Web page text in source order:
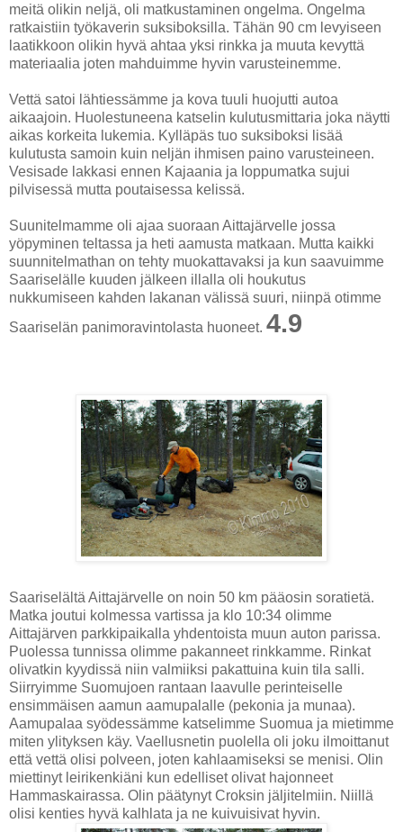
meitä olikin neljä, oli matkustaminen ongelma. Ongelma
ratkaistiin työkaverin suksiboksilla. Tähän 90 cm levyiseen
laatikkoon olikin hyvä ahtaa yksi rinkka ja muuta kevyttä
materiaalia joten mahduimme hyvin varusteinemme.
Vettä satoi lähtiessämme ja kova tuuli huojutti autoa
aikaajoin. Huolestuneena katselin kulutusmittaria joka näytti
aikas korkeita lukemia. Kylläpäs tuo suksiboksi lisää
kulutusta samoin kuin neljän ihmisen paino varusteineen.
Vesisade lakkasi ennen Kajaania ja loppumatka sujui
pilvisessä mutta poutaisessa kelissä.
Suunitelmamme oli ajaa suoraan Aittajärvelle jossa
yöpyminen teltassa ja heti aamusta matkaan. Mutta kaikki
suunnitelmathan on tehty muokattavaksi ja kun saavuimme
Saariselälle kuuden jälkeen illalla oli houkutus
nukkumiseen kahden lakanan välissä suuri, niinpä otimme
Saariselän panimoravintolasta huoneet. 4.9
Saariselältä Aittajärvelle on noin 50 km pääosin soratietä.
Matka joutui kolmessa vartissa ja klo 10:34 olimme
Aittajärven parkkipaikalla yhdentoista muun auton parissa.
Puolessa tunnissa olimme pakanneet rinkkamme. Rinkat
olivatkin kyydissä niin valmiiksi pakattuina kuin tila salli.
Siirryimme Suomujoen rantaan laavulle perinteiselle
ensimmäisen aamun aamupalalle (pekonia ja munaa).
Aamupalaa syödessämme katselimme Suomua ja mietimme
miten ylityksen käy. Vaellusnetin puolella oli joku ilmoittanut
että vettä olisi polveen, joten kahlaamiseksi se menisi. Olin
miettinyt leirikenkiäni kun edelliset olivat hajonneet
Hammaskairassa. Olin päätynyt Croksin jäljitelmiin. Niillä
olisi kenties hyvä kalhlata ja ne kuivuisivat hyvin.